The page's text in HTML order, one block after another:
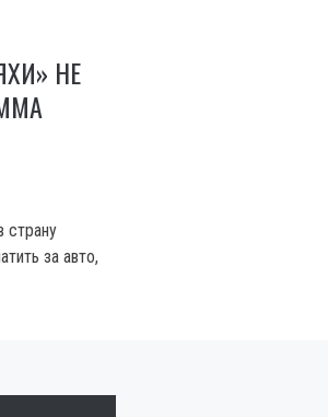
НЕ
страну
за авто,